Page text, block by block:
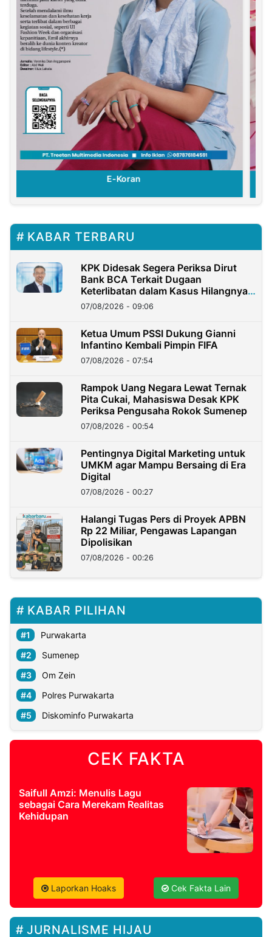
E-Koran
KABAR TERBARU
KPK Didesak Segera Periksa Dirut
Bank BCA Terkait Dugaan
Keterlibatan dalam Kasus Hilangnya
Dana Nasabah Rp2,58 Miliar
07/08/2026 - 09:06
Ketua Umum PSSI Dukung Gianni
Infantino Kembali Pimpin FIFA
07/08/2026 - 07:54
Rampok Uang Negara Lewat Ternak
Pita Cukai, Mahasiswa Desak KPK
Periksa Pengusaha Rokok Sumenep
07/08/2026 - 00:54
Pentingnya Digital Marketing untuk
UMKM agar Mampu Bersaing di Era
Digital
07/08/2026 - 00:27
Halangi Tugas Pers di Proyek APBN
Rp 22 Miliar, Pengawas Lapangan
Dipolisikan
07/08/2026 - 00:26
KABAR PILIHAN
Purwakarta
Sumenep
Om Zein
Polres Purwakarta
Diskominfo Purwakarta
CEK FAKTA
Saifull Amzi: Menulis Lagu
sebagai Cara Merekam Realitas
Kehidupan
Laporkan Hoaks Cek Fakta Lain
JURNALISME HIJAU